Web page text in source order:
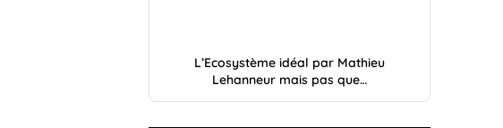
L’Ecosystème idéal par Mathieu
Lehanneur mais pas que…